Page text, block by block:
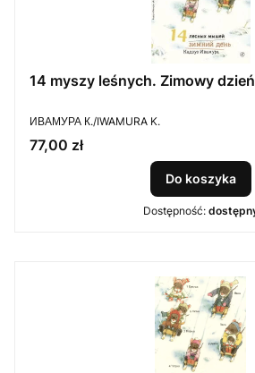
14 myszy leśnych. Zimowy
PRODUCENT
ИВАМУРА К./IWAMURA K.
Cena
77,00 zł
Do koszyka
Dostępność: